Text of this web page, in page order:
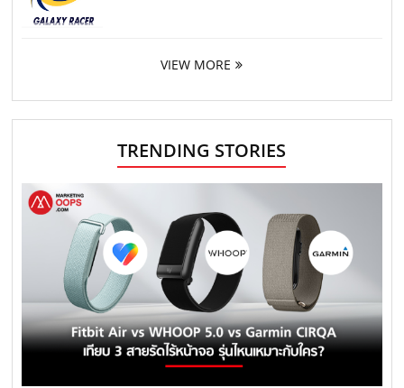
VIEW MORE
TRENDING STORIES